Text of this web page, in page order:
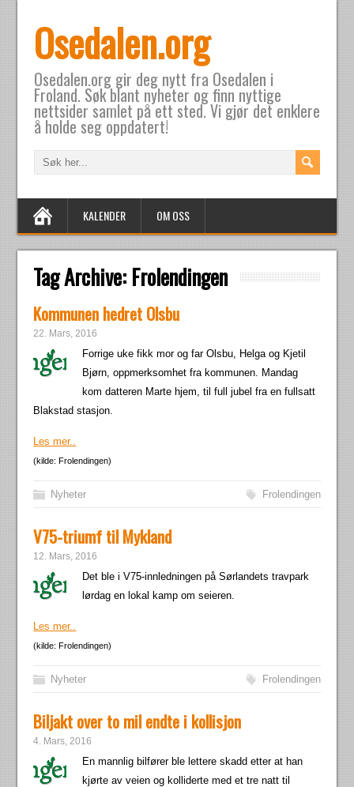
Osedalen.org
Osedalen.org gir deg nytt fra Osedalen i
Froland. Søk blant nyheter og finn nyttige
nettsider samlet på ett sted. Vi gjør det enklere
å holde seg oppdatert!
KALENDER OM OSS
Tag Archive: Frolendingen
Kommunen hedret Olsbu
22. Mars, 2016
Forrige uke fikk mor og far Olsbu, Helga og Kjetil
Bjørn, oppmerksomhet fra kommunen. Mandag
kom datteren Marte hjem, til full jubel fra en fullsatt
Blakstad stasjon.
Les mer..
(kilde: Frolendingen)
Nyheter Frolendingen
V75-triumf til Mykland
12. Mars, 2016
Det ble i V75-innledningen på Sørlandets travpark
lørdag en lokal kamp om seieren.
Les mer..
(kilde: Frolendingen)
Nyheter Frolendingen
Biljakt over to mil endte i kollisjon
4. Mars, 2016
En mannlig bilfører ble lettere skadd etter at han
kjørte av veien og kolliderte med et tre natt til